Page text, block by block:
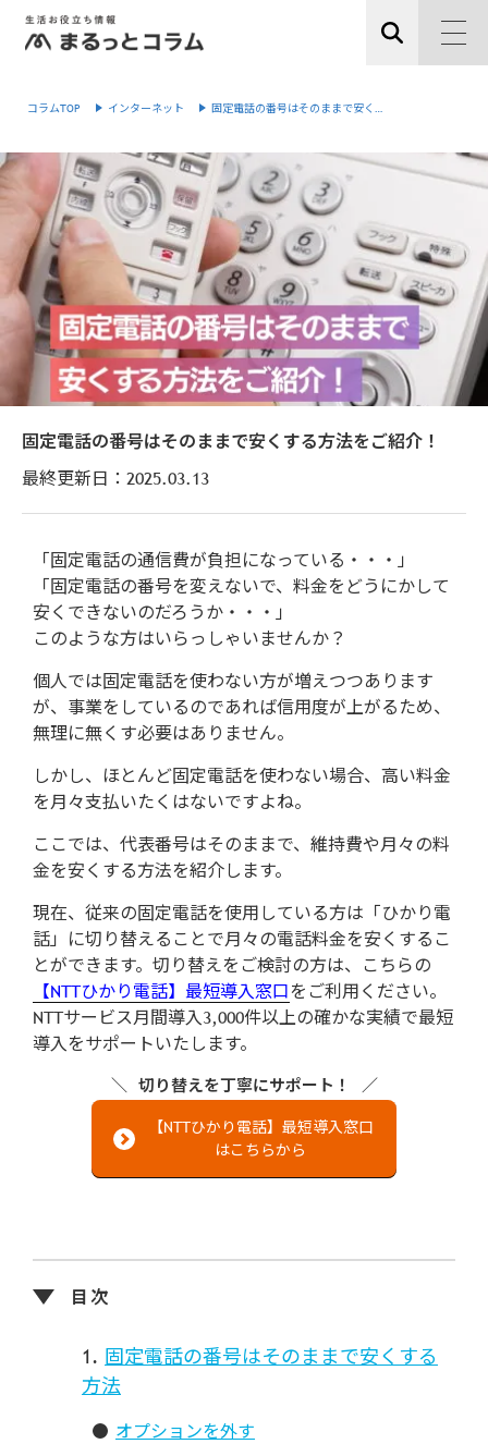
コラムTOP インターネット 固定電話の番号はそのままで安く…
固定電話の番号はそのままで安くする方法をご紹介！
最終更新日： 2025.03.13
「固定電話の通信費が負担になっている・・・」
「固定電話の番号を変えないで、料金をどうにかして
安くできないのだろうか・・・」
このような方はいらっしゃいませんか？
個人では固定電話を使わない方が増えつつあります
が、事業をしているのであれば信用度が上がるため、
無理に無くす必要はありません。
しかし、ほとんど固定電話を使わない場合、高い料金
を月々支払いたくはないですよね。
ここでは、代表番号はそのままで、維持費や月々の料
金を安くする方法を紹介します。
現在、従来の固定電話を使用している方は「ひかり電
話」に切り替えることで月々の電話料金を安くするこ
とができます。切り替えをご検討の方は、こちらの
【NTTひかり電話】最短導入窓口をご利用ください。
NTTサービス月間導入3,000件以上の確かな実績で最短
導入をサポートいたします。
切り替えを丁寧にサポート！
【NTTひかり電話】最短導入窓口
はこちらから
固定電話の番号はそのままで安くする
方法
オプションを外す